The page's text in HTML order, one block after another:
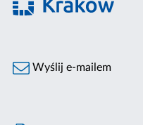
Wyślij e-mailem